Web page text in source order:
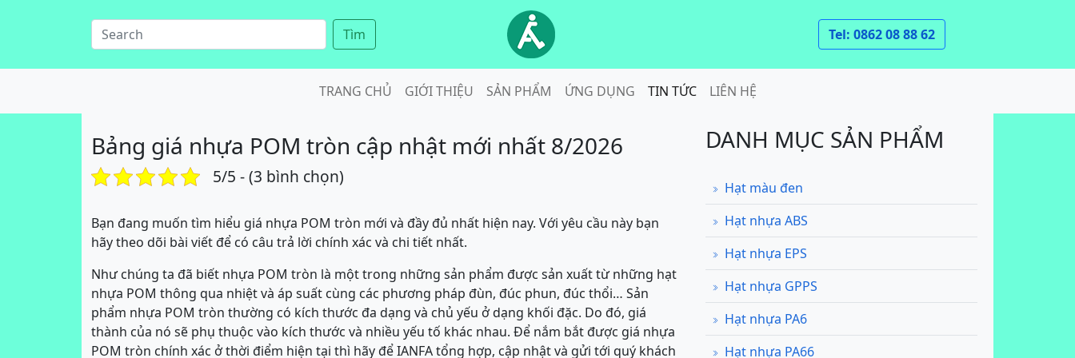
Tìm Tel: 0862 08 88 62
TRANG CHỦ GIỚI THIỆU SẢN PHẨM ỨNG DỤNG TIN TỨC LIÊN HỆ
Bảng giá nhựa POM tròn cập nhật mới nhất 8/2026
5/5 - (3 bình chọn)
Bạn đang muốn tìm hiểu giá nhựa POM tròn mới và đầy đủ nhất hiện nay. Với yêu cầu này bạn
hãy theo dõi bài viết để có câu trả lời chính xác và chi tiết nhất.
Như chúng ta đã biết nhựa POM tròn là một trong những sản phẩm được sản xuất từ những hạt
nhựa POM thông qua nhiệt và áp suất cùng các phương pháp đùn, đúc phun, đúc thổi… Sản
phẩm nhựa POM tròn thường có kích thước đa dạng và chủ yếu ở dạng khối đặc. Do đó, giá
thành của nó sẽ phụ thuộc vào kích thước và nhiều yếu tố khác nhau. Để nắm bắt được giá nhựa
POM tròn chính xác ở thời điểm hiện tại thì hãy để IANFA tổng hợp, cập nhật và gửi tới quý khách
DANH MỤC SẢN PHẨM
Hạt màu đen
Hạt nhựa ABS
Hạt nhựa EPS
Hạt nhựa GPPS
Hạt nhựa PA6
Hạt nhựa PA66